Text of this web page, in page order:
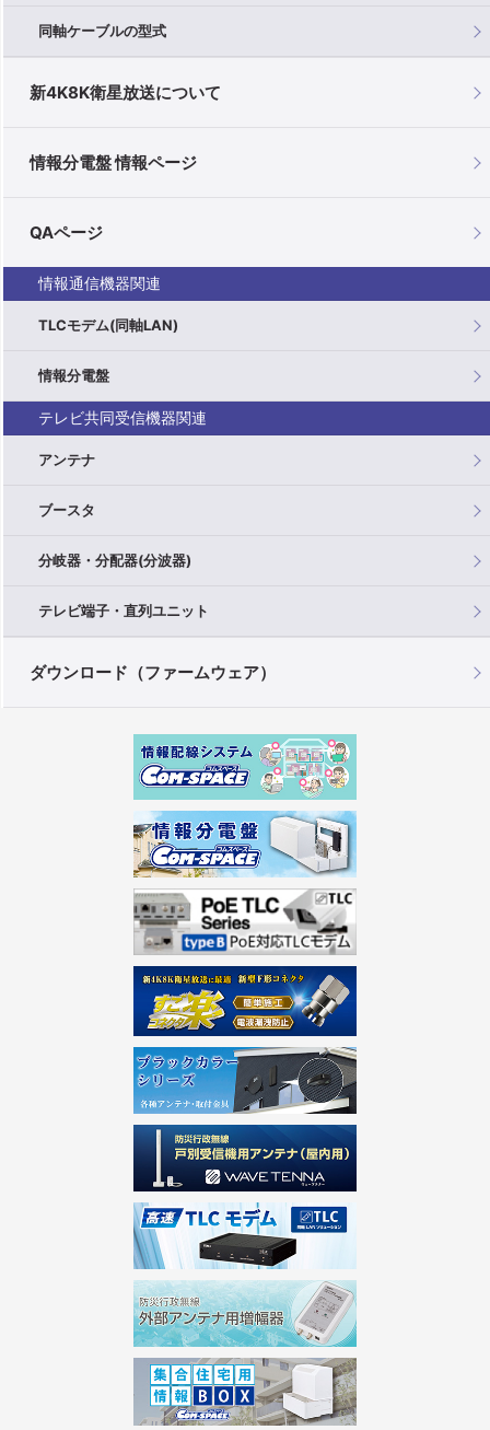
同軸ケーブルの型式
新4K8K衛星放送について
情報分電盤 情報ページ
QAページ
情報通信機器関連
TLCモデム(同軸LAN)
情報分電盤
テレビ共同受信機器関連
アンテナ
ブースタ
分岐器・分配器(分波器)
テレビ端子・直列ユニット
ダウンロード（ファームウェア）